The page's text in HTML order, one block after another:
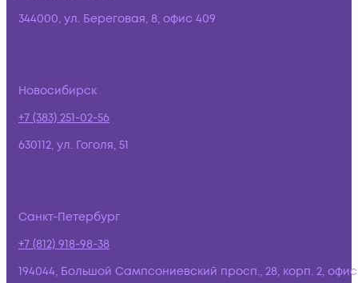
344000, ул. Береговая, 8, офис 409
Новосибирск
+7 (383) 251-02-56
630112, ул. Гоголя, 51
Санкт-Петербург
+7 (812) 918-98-38
194044, Большой Сампсониевский просп., 28, корп. 2,